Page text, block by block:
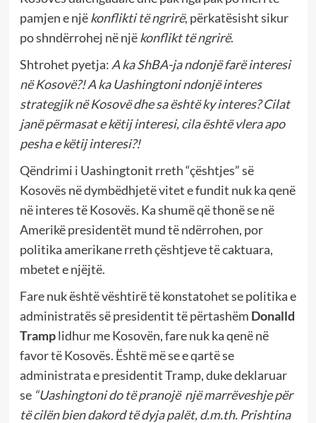
pamjen e një konflikti të ngrirë, përkatësisht sikur
po shndërrohej në një konflikt të ngrirë.
Shtrohet pyetja: A ka ShBA-ja ndonjë farë interesi
në Kosovë?! A ka Uashingtoni ndonjë interes
strategjik në Kosovë dhe sa është ky interes? Cilat
janë përmasat e këtij interesi, cila është vlera apo
pesha e këtij interesi?!
Qëndrimi i Uashingtonit rreth “çështjes” së
Kosovës në dymbëdhjetë vitet e fundit nuk ka qenë
në interes të Kosovës. Ka shumë që thonë se në
Amerikë presidentët mund të ndërrohen, por
politika amerikane rreth çështjeve të caktuara,
mbetet e njëjtë.
Fare nuk është vështirë të konstatohet se politika e
administratës së presidentit të përtashëm Donalld
Tramp lidhur me Kosovën, fare nuk ka qenë në
favor të Kosovës. Është më se e qartë se
administrata e presidentit Tramp, duke deklaruar
se “Uashingtoni do të pranojë një marrëveshje për
të cilën bien dakord të dyja palët, d.m.th. Prishtina